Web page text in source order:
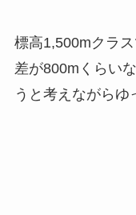
標高1,500mクラ
差が800mくらい
うと考えながらゆ